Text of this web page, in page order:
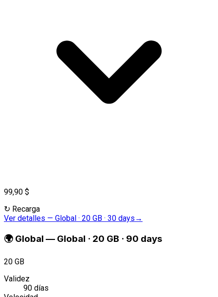
99,90 $
↻ Recarga
Ver detalles — Global · 20 GB · 30 days →
🌍 Global — Global · 20 GB · 90 days
20 GB
Validez
90 días